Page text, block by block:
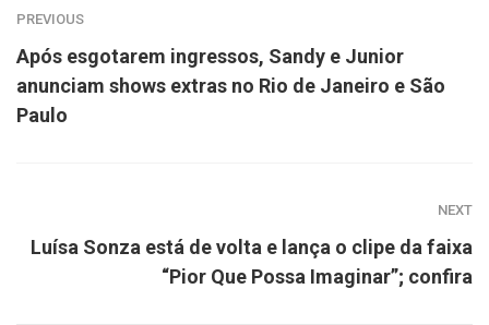
PREVIOUS
Após esgotarem ingressos, Sandy e Junior
anunciam shows extras no Rio de Janeiro e São
Paulo
NEXT
Luísa Sonza está de volta e lança o clipe da faixa
“Pior Que Possa Imaginar”; confira